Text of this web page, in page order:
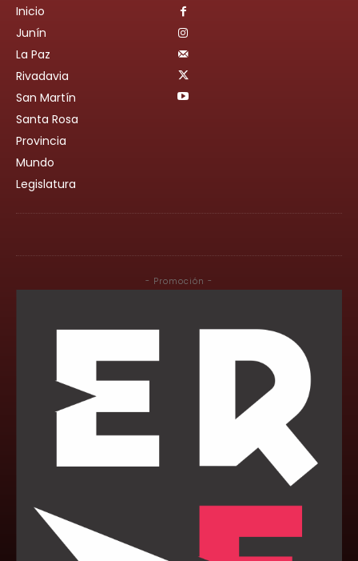
Inicio
Junín
La Paz
Rivadavia
San Martín
Santa Rosa
Provincia
Mundo
Legislatura
- Promoción -